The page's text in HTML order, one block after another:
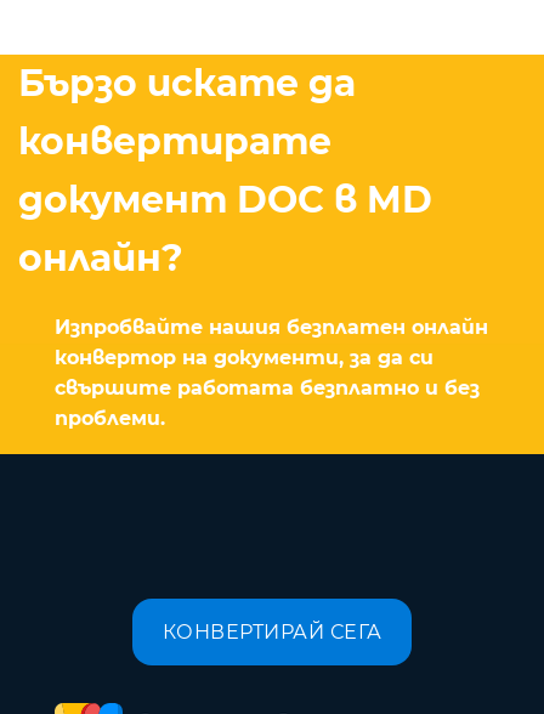
Бързо искате да
конвертирате
документ DOC в MD
онлайн?
Изпробвайте нашия безплатен онлайн
конвертор на документи, за да си
свършите работата безплатно и без
проблеми.
КОНВЕРТИРАЙ СЕГА